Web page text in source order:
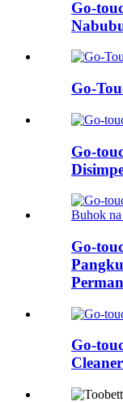
Go-
Go-
Go-
Go-
Go-
Cleaner